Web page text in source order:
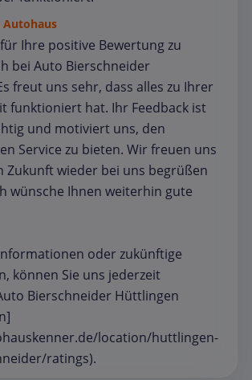
Ihre positive Bewertung zu
bei Auto Bierschneider
freut uns sehr, dass alles zu Ihrer
funktioniert hat. Ihr Feedback ist
und motiviert uns, den
Service zu bieten. Wir freuen uns
Zukunft wieder bei uns begrüßen
wünsche Ihnen weiterhin gute
oder zukünftige
können Sie uns jederzeit
Bierschneider Hüttlingen
location/huttlingen-
ratings).